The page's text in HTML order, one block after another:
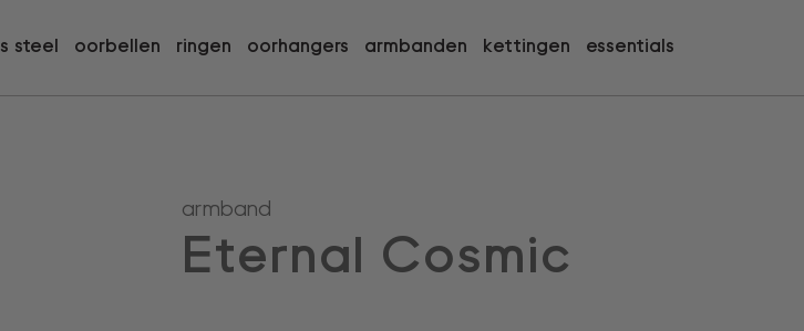
steel oorbellen ringen oorhangers armbanden kettingen essentials
armband
Eternal Cosmic